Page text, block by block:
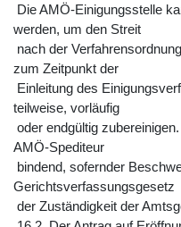
Die AMÖ-Einigungsstelle
werden, um den Streit
nach der
zum Zeitpunkt der
Einleitung des
teilweise, vorläufig
oder endgültig
AMÖ-Spediteur
bindend, sofernder
Gerichtsverfassungsgesetz
der Zuständigkeit der